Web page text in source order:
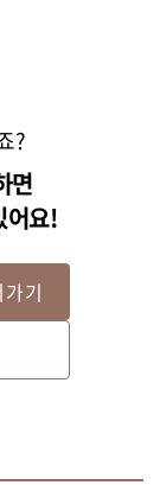
을 벗겨 채를 썰어주
?
면
어요!
기